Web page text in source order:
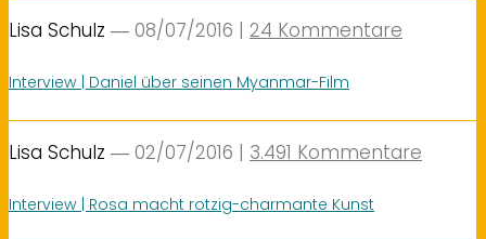
Lisa Schulz ― 08/07/2016 | 24 Kommentare
Interview | Daniel über seinen Myanmar-Film
Lisa Schulz ― 02/07/2016 | 3.491 Kommentare
Interview | Rosa macht rotzig-charmante Kunst